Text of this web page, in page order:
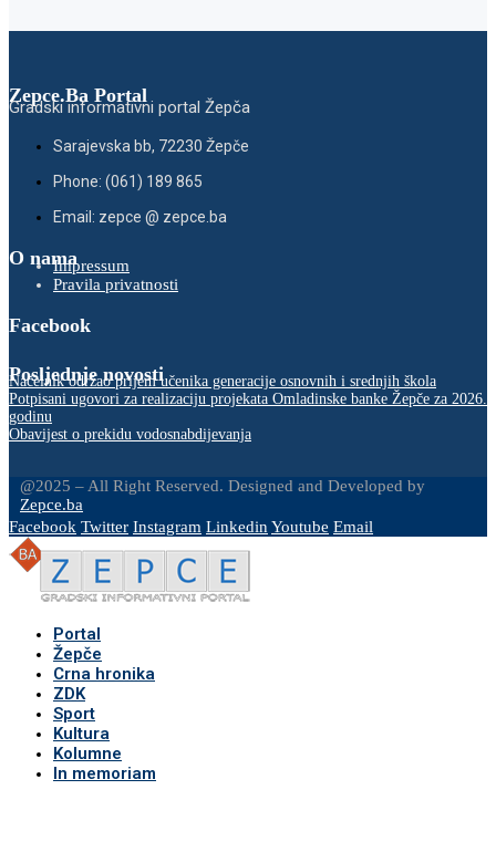
Zepce.Ba Portal
Gradski informativni portal Žepča
Sarajevska bb, 72230 Žepče
Phone: (061) 189 865
Email: zepce @ zepce.ba
O namaImpressum
Pravila privatnosti
Facebook
Posljednje novosti
Načelnik održao prijem učenika generacije osnovnih i srednjih škola
Potpisani ugovori za realizaciju projekata Omladinske banke Žepče za 2026.
godinu
Obavijest o prekidu vodosnabdijevanja
@2025 – All Right Reserved. Designed and Developed by
Zepce.ba
Facebook Twitter Instagram LinkedinYoutube Email
Portal
Žepče
Crna hronika
ZDK
Sport
Kultura
Kolumne
In memoriam